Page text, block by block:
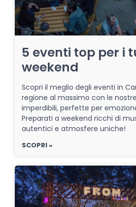
5 eventi top per i
weekend
Scopri il meglio degli eventi in
regione al massimo con le
imperdibili, perfette per
Preparati a weekend ricchi di
autentici e atmosfere uniche!
SCOPRI »